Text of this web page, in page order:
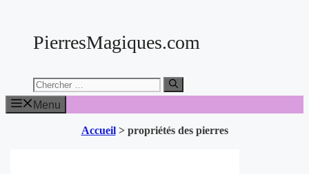
contenuPierresMagiques.com
Chercher:
Menu
Accueil> propriétés des pierres